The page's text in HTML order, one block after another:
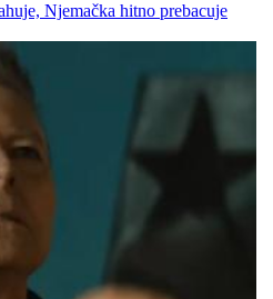
Njemačka hitno prebacuje